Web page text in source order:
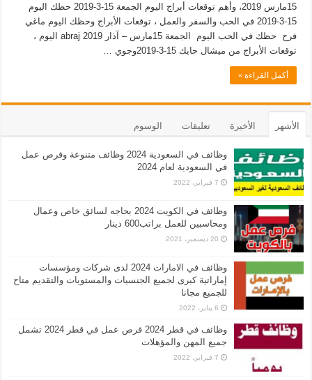
15مارس 2019، وأهم توقعات أبراج اليوم الجمعة 15-3-2019 حظك اليوم
15-3-2019 في الحب والسفر والعمل ، توقعات الأبراج وحظك اليوم ماغي
فرح حظك في الحب اليوم الجمعة 15مارس – آذار 2019 abraj اليوم ،
توقعات الأبراج من ميشال حايك 15-3-2019وجوي …
أكمل القراءة »
الأشهر الأخيرة تعليقات الوسوم
وظائف في السعودية 2024 وظائف متنوعة وفرص عمل
في السعودية لعام 2024
7 فبراير، 2022
وظائف في الكويت 2024 بحاجه لسائق خاص وعمال
ومحاسبين للعمل براتب600 دينار
20 ديسمبر، 2021
وظائف في الامارات 2024 لدى شركات ومؤسسات
إماراتية كبرى لجميع الجنسيات والمستويات والتقديم متاح
للجميع مجانا
6 يناير، 2022
وظائف في قطر 2024 فرص عمل في قطر 2024 تشمل
جميع المهن والمؤهلات
7 فبراير، 2022